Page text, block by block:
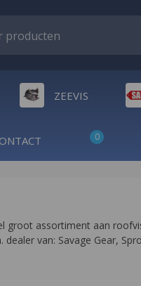
producten
ZEEVIS
0
groot assortiment aan
van: Savage Gear,